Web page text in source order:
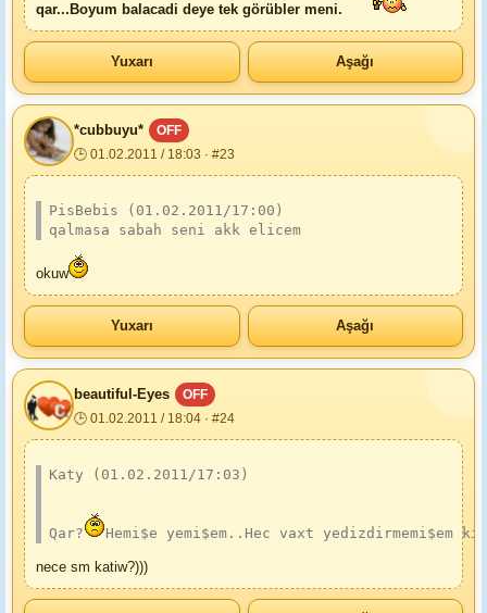
qar...Boyum balacadi deye tek görübler meni.
Yuxarı Aşağı
*cubbuyu*
OFF
🕒 01.02.2011 / 18:03 · #23
PisBebis (01.02.2011/17:00)
qalmasa sabah seni akk elicem
okuw
Yuxarı Aşağı
beautiful-Eyes
OFF
🕒 01.02.2011 / 18:04 · #24
Katy (01.02.2011/17:03)
Qar? Hemi$e yemi$em..Hec vaxt yedizdirmemi$em
nece sm katiw?)))